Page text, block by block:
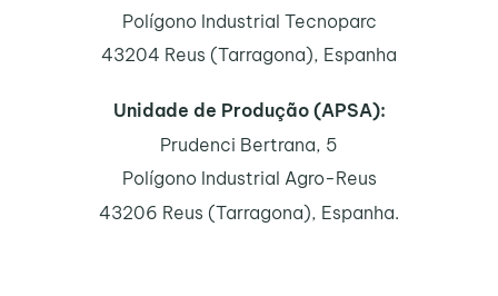
Polígono Industrial Tecnoparc
43204 Reus (Tarragona), Espanha
Unidade de Produção (APSA):
Prudenci Bertrana, 5
Polígono Industrial Agro-Reus
43206 Reus (Tarragona), Espanha.